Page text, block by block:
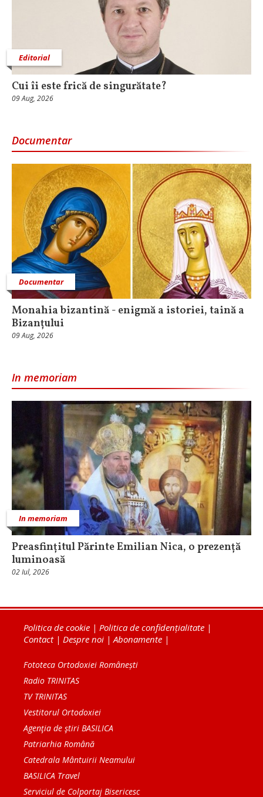
Editorial
Cui îi este frică de singurătate?
09 Aug, 2026
Documentar
Documentar
Monahia bizantină - enigmă a istoriei, taină a
Bizanțului
09 Aug, 2026
In memoriam
In memoriam
Preasfințitul Părinte Emilian Nica, o prezență
luminoasă
02 Iul, 2026
Politica de cookie | Politica de confidențialitate |
Contact| Despre noi |Abonamente |
Fototeca Ortodoxiei Românești
Radio TRINITAS
TV TRINITAS
Vestitorul Ortodoxiei
Agenţia de ştiri BASILICA
Patriarhia Română
Catedrala Mântuirii Neamului
BASILICA Travel
Serviciul de Colportaj Bisericesc